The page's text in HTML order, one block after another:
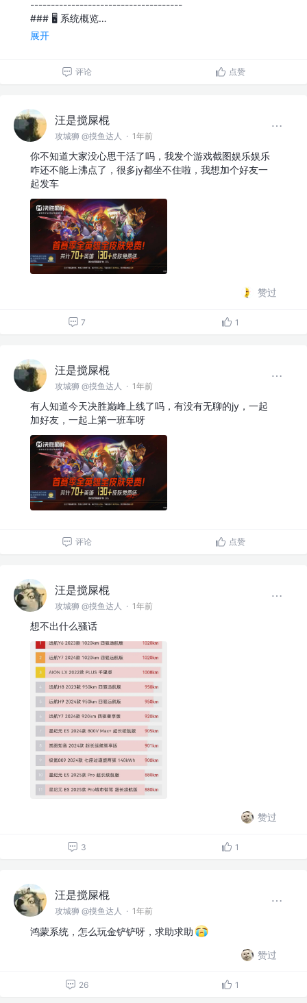
-------------------------------------
### 🖥 系统概览…
展开
评论 点赞
汪是搅屎棍
攻城狮 @摸鱼达人 · 1年前
你不知道大家没心思干活了吗，我发个游戏截图娱乐娱乐
咋还不能上沸点了，很多jy都坐不住啦，我想加个好友一
起发车
赞过
7 1
汪是搅屎棍
攻城狮 @摸鱼达人 · 1年前
有人知道今天决胜巅峰上线了吗，有没有无聊的jy，一起
加好友，一起上第一班车呀
评论 点赞
汪是搅屎棍
攻城狮 @摸鱼达人 · 1年前
想不出什么骚话
赞过
3 1
汪是搅屎棍
攻城狮 @摸鱼达人 · 1年前
鸿蒙系统，怎么玩金铲铲呀，求助求助
赞过
26 1